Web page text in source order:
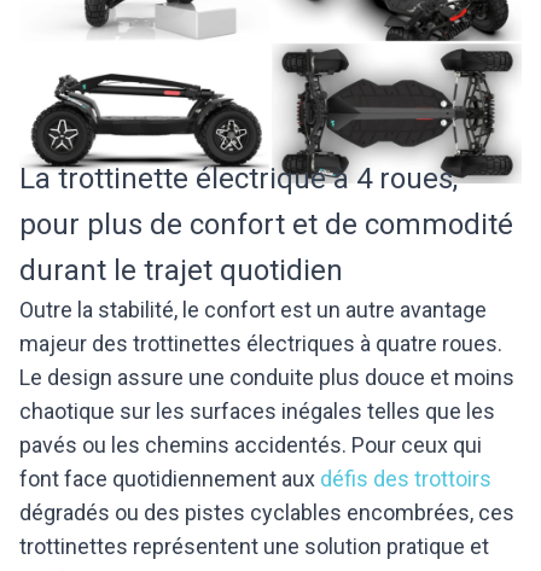
La trottinette électrique à 4 roues,
pour plus de confort et de commodité
durant le trajet quotidien
Outre la stabilité, le confort est un autre avantage
majeur des trottinettes électriques à quatre roues.
Le design assure une conduite plus douce et moins
chaotique sur les surfaces inégales telles que les
pavés ou les chemins accidentés. Pour ceux qui
font face quotidiennement aux défis des trottoirs
dégradés ou des pistes cyclables encombrées, ces
trottinettes représentent une solution pratique et